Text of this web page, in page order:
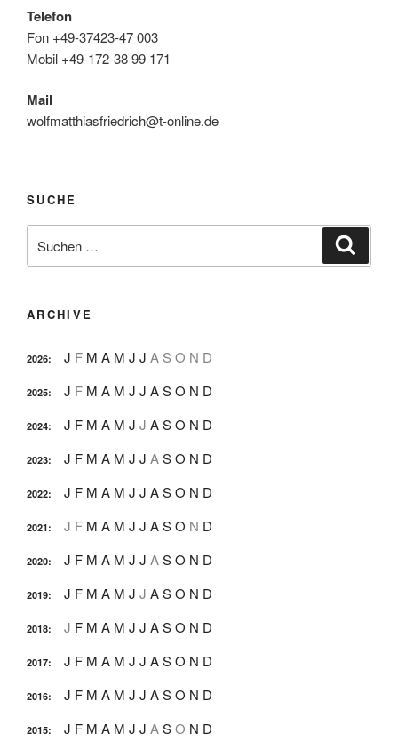
Telefon
Fon +49-37423-47 003
Mobil +49-172-38 99 171
Mail
wolfmatthiasfriedrich@t-online.de
SUCHE
nach:
ARCHIVE
2026: J F M A M J J A S O N D
2025: J F M A M J J ASO N D
2024: J F M A M J J ASO N D
2023: J F M A M J J ASO N D
2022: J F M A M J J ASO N D
2021: J F M A M J J ASO N D
2020: J F M A M J J ASO N D
2019: J F M A M J J ASO N D
2018: J F M A M J J ASO N D
2017: J F M A M J J ASO N D
2016: J F M A M J J ASO N D
2015: J F M A M J J ASO N D